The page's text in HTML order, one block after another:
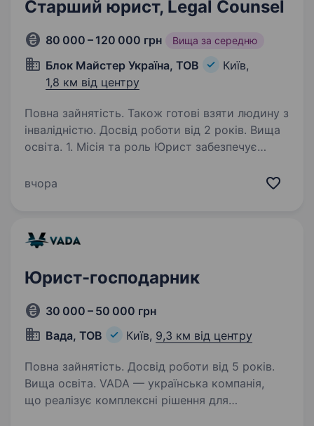
Старший юрист, Legal Counsel
80 000 – 120 000 грн Вища за середню
Блок Майстер Україна, ТОВ
Київ,
1,8 км від центру
Повна зайнятість. Також готові взяти людину з
інвалідністю. Досвід роботи від 2 років. Вища
освіта. 1. Місія та роль Юрист забезпечує
у сферах відновлюваної енергетики,
трейдингу та операційної…
вчора
Юрист-господарник
30 000 – 50 000 грн
Вада, ТОВ
Київ, 9,3 км від центру
Повна зайнятість. Досвід роботи від 5 років.
Вища освіта. VADA — українська компанія,
що реалізує комплексні рішення для